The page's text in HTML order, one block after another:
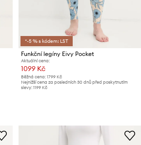
*-5 % s kódem: LST
Funkční legíny Eivy Pocket
Aktuální cena:
1099 Kč
Běžná cena: 1799 Kč
Nejnižší cena za posledních 30 dnů před poskytnutím
slevy: 1199 Kč